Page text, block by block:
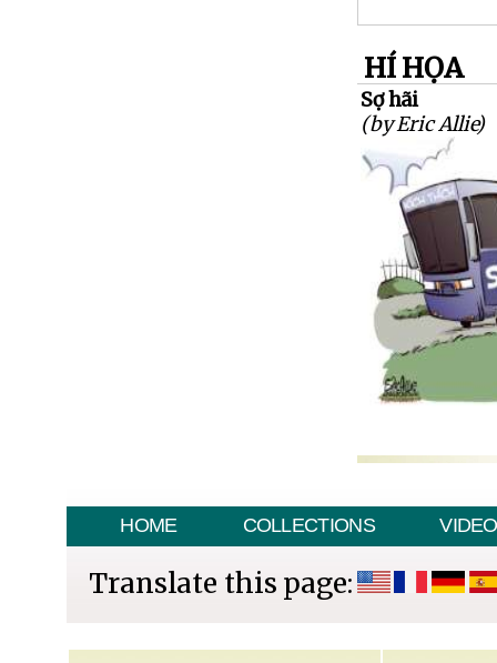
HÍ HỌA
Sợ hãi
(by Eric Allie)
HOME COLLECTIONS VIDEO
Translate this page: